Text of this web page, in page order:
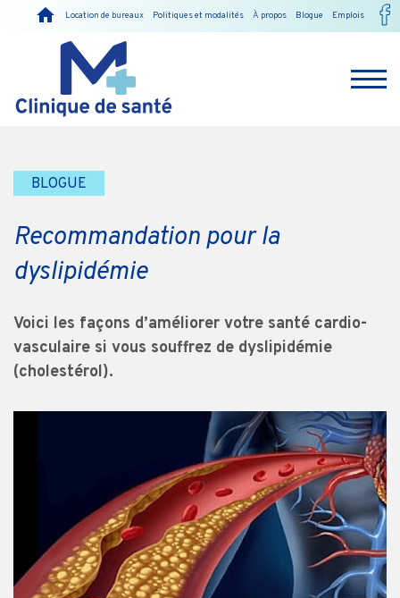
Location de bureaux Politiques et modalités À propos Blogue Emplois
BLOGUE
Recommandation pour la
dyslipidémie
Voici les façons d’améliorer votre santé cardio-
vasculaire si vous souffrez de dyslipidémie
(cholestérol).